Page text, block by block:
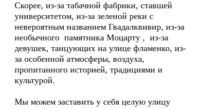
Скорее, из-за табачной фабрики, ставшей
университетом, из-за зеленой реки с
невероятным названием Гвадалквивир, из-за
необычного памятника Моцарту , из-за
девушек, танцующих на улице фламенко, из-
за особенной атмосферы, воздуха,
пропитанного историей, традициями и
культурой.
Мы можем заставить у себя целую улицу